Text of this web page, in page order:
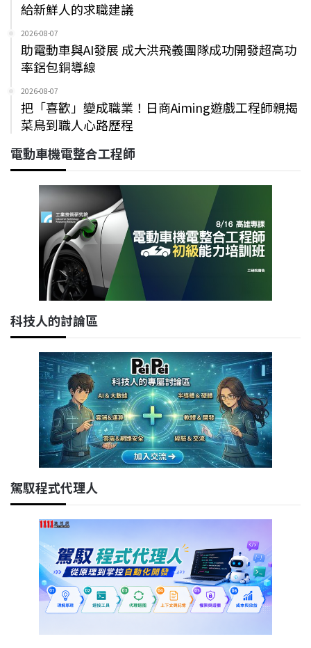
給新鮮人的求職建議
2026-08-07
助電動車與AI發展 成大洪飛義團隊成功開發超高功
率鋁包銅導線
2026-08-07
把「喜歡」變成職業！日商Aiming遊戲工程師親揭
菜鳥到職人心路歷程
電動車機電整合工程師
科技人的討論區
駕馭程式代理人